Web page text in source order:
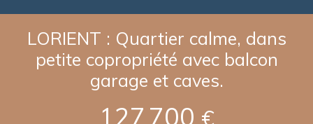
LORIENT : Quartier calme, dans
petite copropriété avec balcon
garage et caves.
127 700 €